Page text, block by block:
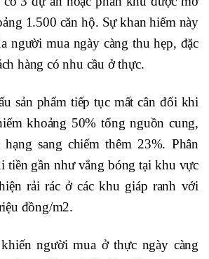
1.500 căn hộ. Sự khan hiếm này
người mua ngày càng thu hẹp, đặc
hàng có nhu cầu ở thực.
sản phẩm tiếp tục mất cân đối khi
khoảng 50% tổng nguồn cung,
sang chiếm thêm 23%. Phân
tiền gần như vắng bóng tại khu vực
rải rác ở các khu giáp ranh với
đồng/m2.
người mua ở thực ngày càng